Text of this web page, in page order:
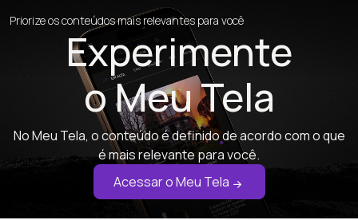
Priorize os conteúdos mais relevantes para você
Experimente
o Meu Tela
No Meu Tela, o conteúdo é definido de acordo com o que
é mais relevante para você.
Acessar o Meu Tela